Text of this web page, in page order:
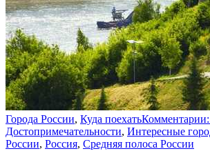
Города России, Куда поехать
Достопримечательности, Интересные
России, Россия, Средняя полоса России